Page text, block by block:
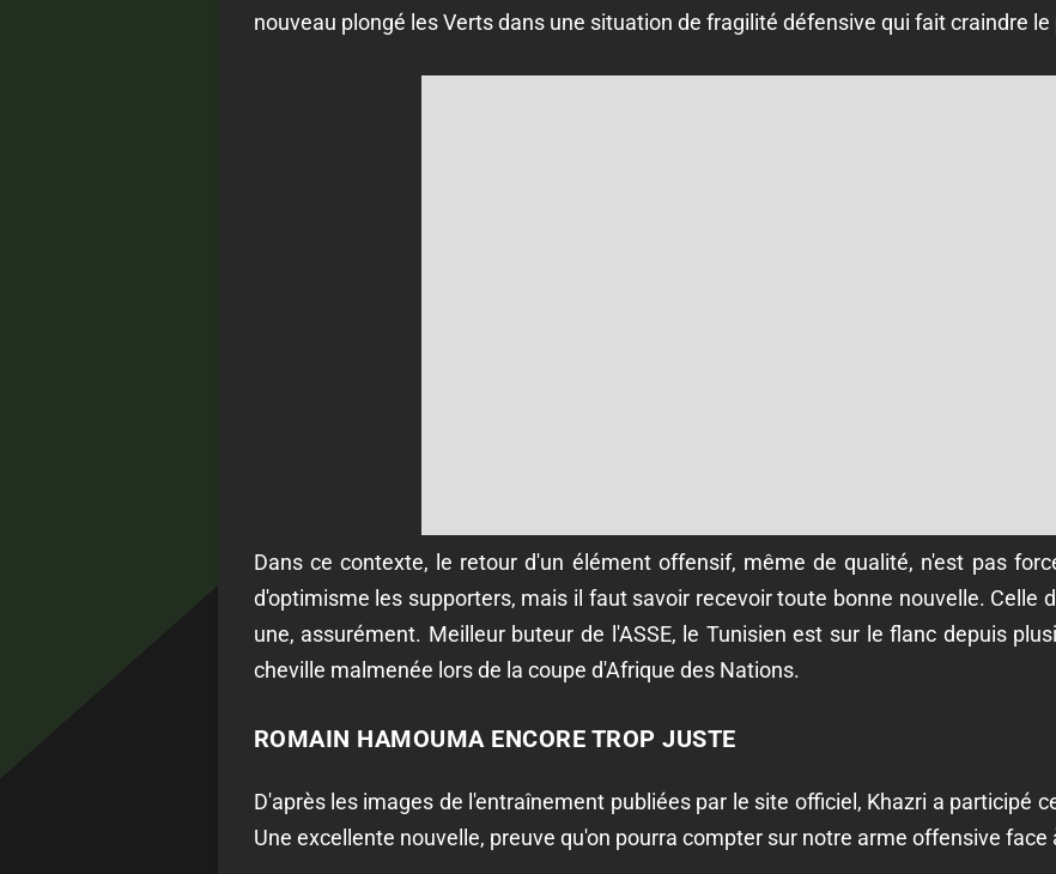
nouveau plongé les Verts dans une situation de fragilité défensive qui fait craindre
Dans ce contexte, le retour d'un élément offensif, même de qualité, n'est pas
d'optimisme les supporters, mais il faut savoir recevoir toute bonne nouvelle. Celle
une, assurément. Meilleur buteur de l'ASSE, le Tunisien est sur le flanc depuis
cheville malmenée lors de la coupe d'Afrique des Nations.
ROMAIN HAMOUMA ENCORE TROP JUSTE
D'après les images de l'entraînement publiées par le site officiel, Khazri a participé
Une excellente nouvelle, preuve qu'on pourra compter sur notre arme offensive face